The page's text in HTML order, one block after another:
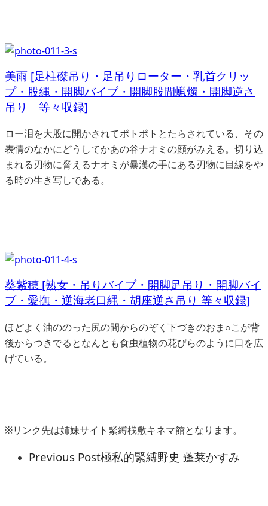
美雨 [足柱磔吊り・足吊りローター・乳首クリッ
プ・股縄・開脚バイブ・開脚股間蝋燭・開脚逆さ
吊り 等々収録]
ロー泪を大股に開かされてポトポトとたらされている、その
表情のなかにどうしてかあの谷ナオミの顔がみえる。切り込
まれる刃物に脅えるナオミが暴漢の手にある刃物に目線をや
る時の生き写しである。
葵紫穂 [熟女・吊りバイブ・開脚足吊り・開脚バイ
ブ・愛撫・逆海老口縄・胡座逆さ吊り 等々収録]
ほどよく油ののった尻の間からのぞく下づきのおま○こが背
後からつきでるとなんとも食虫植物の花びらのように口を広
げている。
※リンク先は姉妹サイト緊縛桟敷キネマ館となります。
Previous Post極私的緊縛野史 蓬莱かすみ